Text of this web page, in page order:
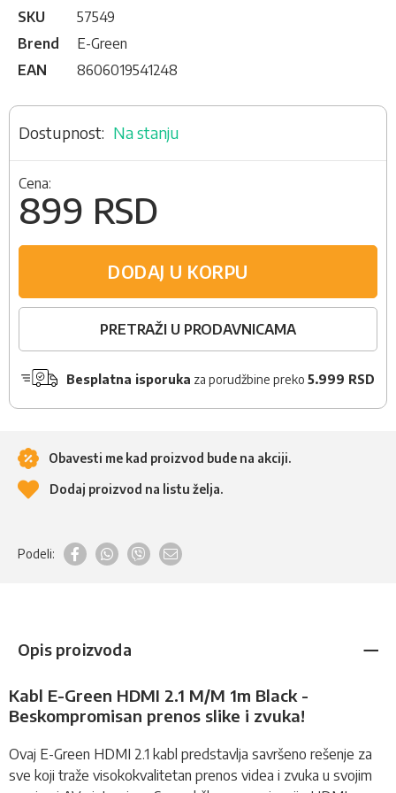
SKU
57549
Brend
E-Green
EAN
8606019541248
Na stanju
Cena:
899 RSD
DODAJ U KORPU
PRETRAŽI U PRODAVNICAMA
Besplatna isporuka za porudžbine preko 5.999 RSD
Obavesti me kad proizvod bude na akciji.
Dodaj proizvod na listu želja.
Podeli:
Opis proizvoda
Kabl E-Green HDMI 2.1 M/M 1m Black -
Beskompromisan prenos slike i zvuka!
Ovaj E-Green HDMI 2.1 kabl predstavlja savršeno rešenje za
sve koji traže visokokvalitetan prenos videa i zvuka u svojim